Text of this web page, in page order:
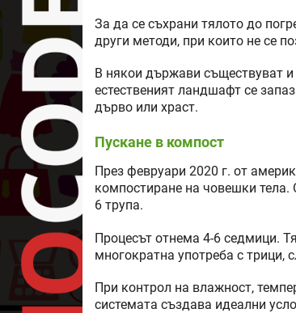
За да се съхрани тялото до
други методи, при които не се
В някои държави съществуват
естественият ландшафт се
дърво или храст.
Пускане в компост
През февруари 2020 г. от
компостиране на човешки
6 трупа.
Процесът отнема 4-6 седмици.
многократна употреба с трици,
При контрол на влажност,
системата създава идеални